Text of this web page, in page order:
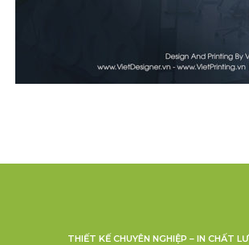
THIẾT KẾ CHUYÊN NGHIỆP – IN CHẤT